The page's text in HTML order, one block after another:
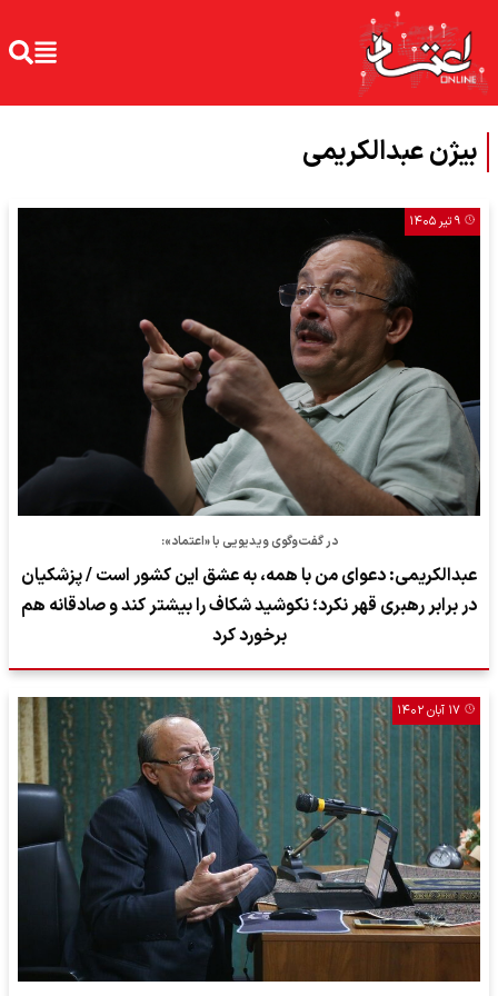
بیژن عبدالکریمی
۹ تیر ۱۴۰۵
در گفت‌وگوی ویدیویی با «اعتماد»:
عبدالکریمی: دعوای من با همه، به عشق این کشور است / پزشکیان
در برابر رهبری قهر نکرد؛ نکوشید شکاف را بیشتر کند و صادقانه هم
برخورد کرد
۱۷ آبان ۱۴۰۲